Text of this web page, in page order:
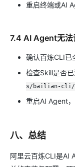
重启终端或AI
7.4 AI Agent无法
确认百炼CLI已
检查Skill是否
s/bailian-cli/
重启AI Agent，
八、总结
阿里云百炼CLI是AI